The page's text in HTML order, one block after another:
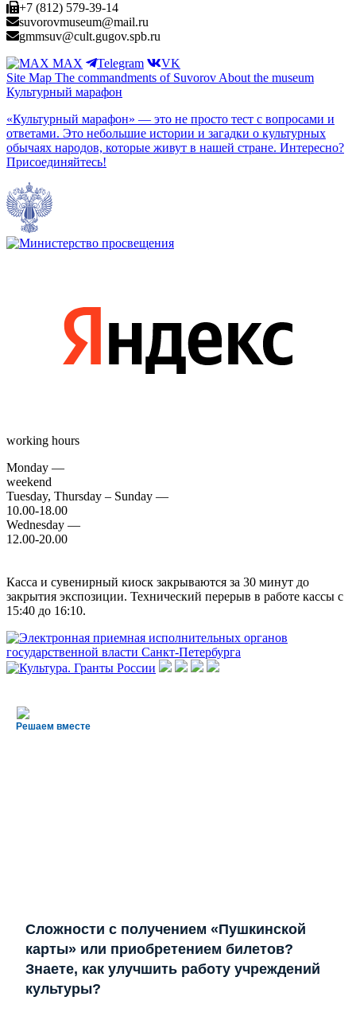
+7 (812) 579-39-14
suvorovmuseum@mail.ru
gmmsuv@cult.gugov.spb.ru
MAX
Telegram
VK
Site Map The commandments of Suvorov About the museum
Культурный марафон
«Культурный марафон» — это не просто тест с вопросами и
ответами. Это небольшие истории и загадки о культурных
обычаях народов, которые живут в нашей стране. Интересно?
Присоединяйтесь!
working hours
Monday —
weekend
Tuesday, Thursday – Sunday —
10.00-18.00
Wednesday —
12.00-20.00
Касса и сувенирный киоск закрываются за 30 минут до
закрытия экспозиции. Технический перерыв в работе кассы с
15:40 до 16:10.
Решаем вместе
Сложности с получением «Пушкинской
карты» или приобретением билетов?
Знаете, как улучшить работу учреждений
культуры?